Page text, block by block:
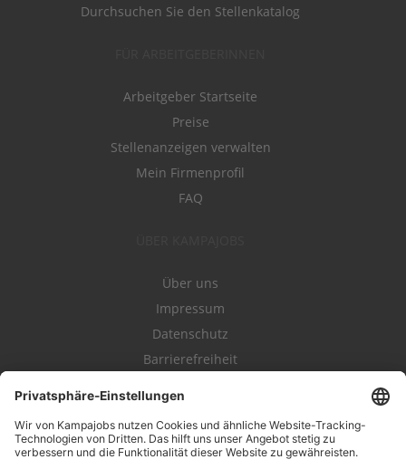
Durchsuchen Sie den Stellenkatalog
Arbeitgeber Startseite
Preise
Stellenanzeigen verwalten
Mein Firmenprofil
FAQ
Über uns
Impressum
Datenschutz
Barrierefreiheit
Kampahire
Kampagnenforum